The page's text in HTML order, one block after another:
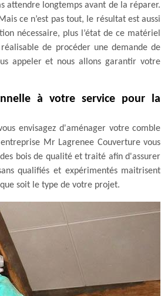
attendre longtemps avant de la réparer.
ce n’est pas tout, le résultat est aussi
nécessaire, plus l’état de ce matériel
de procéder une demande de
appeler et nous allons garantir votre
à votre service pour la
envisagez d'aménager votre comble
Mr Lagrenee Couverture vous
bois de qualité et traité afin d'assurer
qualifiés et expérimentés maitrisent
soit le type de votre projet.